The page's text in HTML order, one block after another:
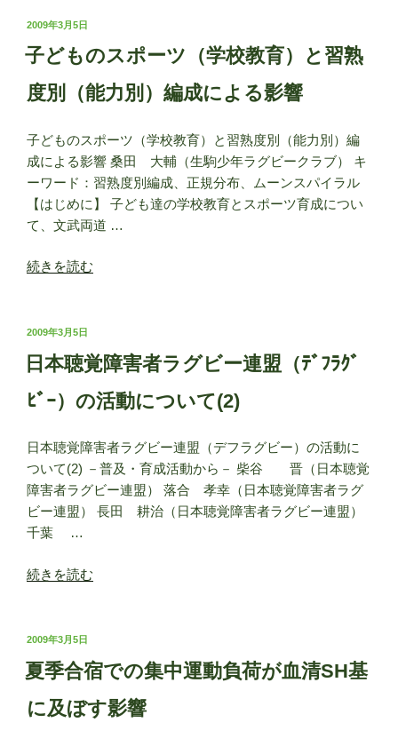
の
り
み”
の
ー
の
父」
ク
ラ
ク
先
生
横
浜
ら
の
投
日:
2009年3月5日
子どものスポーツ（学校教育）と習熟
度別（能力別）編成による影響
子どものスポーツ（学校教育）と習熟度別（能力別）編
成による影響 桑田 大輔（生駒少年ラグビークラブ） キ
ーワード：習熟度別編成、正規分布、ムーンスパイラル
【はじめに】 子ども達の学校教育とスポーツ育成につい
て、文武両道 …
“子
の
ポ
ー
校
教
育）
と
習
度
別）
成
続きを読む
投
日:
2009年3月5日
日本聴覚障害者ラグビー連盟（ﾃﾞﾌﾗｸﾞ
ﾋﾞｰ）の活動について(2)
日本聴覚障害者ラグビー連盟（デフラグビー）の活動に
ついて(2) －普及・育成活動から－ 柴谷 晋（日本聴覚
障害者ラグビー連盟） 落合 孝幸（日本聴覚障害者ラグ
ビー連盟） 長田 耕治（日本聴覚障害者ラグビー連盟）
千葉 …
“日
覚
障
害
者
ラ
続きを読む
投
日:
2009年3月5日
夏季合宿での集中運動負荷が血清SH基
に及ぼす影響